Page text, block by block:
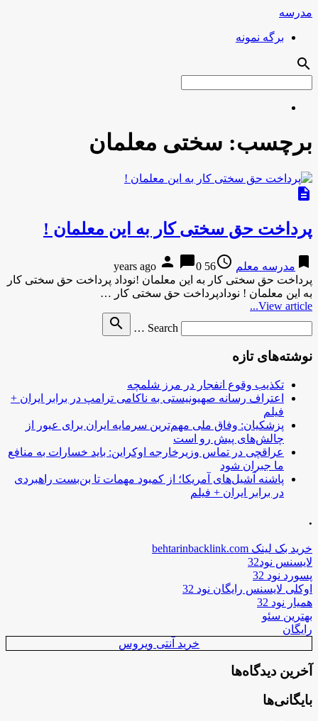
مدرسه
برگه نمونه
search
برچسب: سختی معلمان
description
پرداخت حق سختی کار به این معلمان !
bookmark مدرسه معلم access_time
56 years ago
person chat_bubble0
پرداخت حق سختی کار به این معلمان !نوداد پرداخت حق سختی کار
به این معلمان ! نودادپرداخت حق سختی کار …
View article...
Search …
search
نوشته‌های تازه
تکذیب وقوع انفجار در مرز شلمچه
اعتراف رسانه صهیونیستی به ناکامی ترامپ در برابر ایران +
فیلم
پزشکیان: وفاق ملی مهم‌ترین سرمایه ایران برای عبور از
چالش‌های پیش رو است
عراقچی در تماس وزیرخارجه اوکراین: باید خسارات به منافع
ما جبران شود
پاشنه آشیل‌های آمریکا؛ از کمبود مهمات تا بن‌بست راهبردی
در برابر ایران + فیلم
.
خرید بک لینک behtarinbacklink.com
لایسنس نود32
پسورد نود 32
اوکلی لایسنس رایگان نود 32
همیار نود 32
بهترین سئو
رایگان
خرید آنتی ویروس
آخرین دیدگاه‌ها
بایگانی‌ها